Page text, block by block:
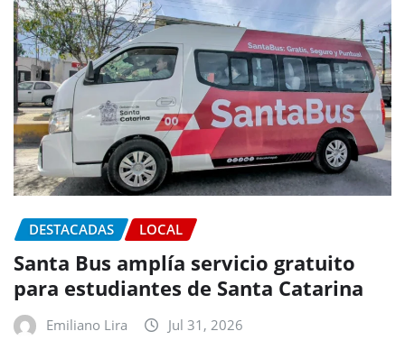
DESTACADAS LOCAL
Santa Bus amplía servicio gratuito
para estudiantes de Santa Catarina
Emiliano Lira Jul 31, 2026